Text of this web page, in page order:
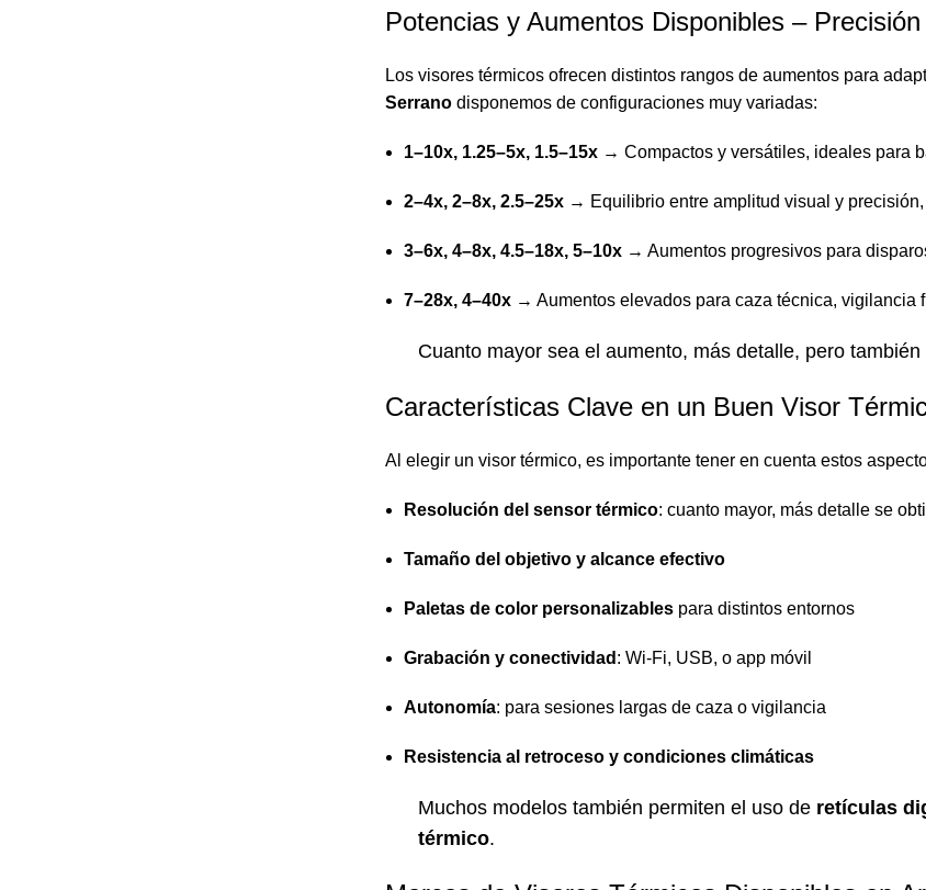
Potencias y Aumentos Disponibles –
Los visores térmicos ofrecen distintos rangos de aumentos para
Serrano disponemos de configuraciones muy variadas:
1–10x, 1.25–5x, 1.5–15x → Compactos y versátiles, ideales para
2–4x, 2–8x, 2.5–25x → Equilibrio entre amplitud visual y precisión,
3–6x, 4–8x, 4.5–18x, 5–10x → Aumentos progresivos para
7–28x, 4–40x → Aumentos elevados para caza técnica, vigilancia
Cuanto mayor sea el aumento, más detalle, pero
Características Clave en un Buen Visor
Al elegir un visor térmico, es importante tener en cuenta estos
Resolución del sensor térmico: cuanto mayor, más detalle se
Tamaño del objetivo y alcance efectivo
Paletas de color personalizables para distintos entornos
Grabación y conectividad : Wi-Fi, USB, o app móvil
Autonomía: para sesiones largas de caza o vigilancia
Resistencia al retroceso y condiciones climáticas
Muchos modelos también permiten el uso de retículas
térmico.